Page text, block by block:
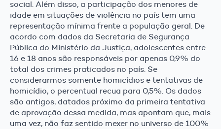
social. Além disso, a participação dos menores de
idade em situações de violência no país tem uma
representação mínima frente a população geral. De
acordo com dados da Secretaria de Segurança
Pública do Ministério da Justiça, adolescentes entre
16 e 18 anos são responsáveis por apenas 0,9% do
total dos crimes praticados no país. Se
considerarmos somente homicídios e tentativas de
homicídio, o percentual recua para 0,5%. Os dados
são antigos, datados próximo da primeira tentativa
de aprovação dessa medida, mas apontam que, mais
uma vez, não faz sentido mexer no universo de 100%